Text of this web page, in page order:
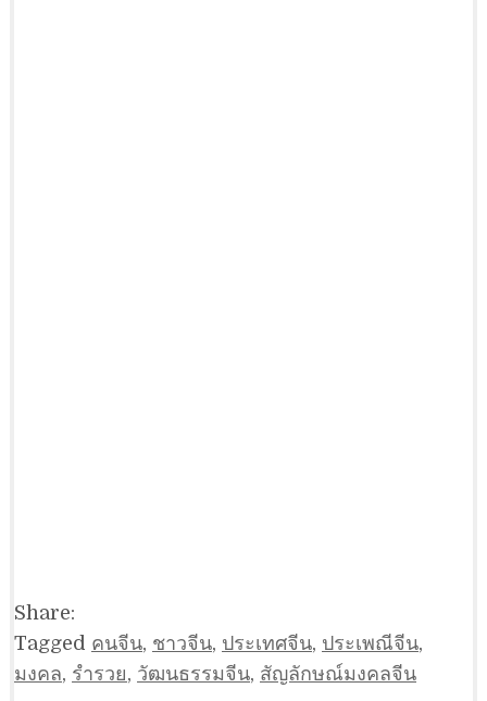
Share:
Tagged คนจีน, ชาวจีน, ประเทศจีน, ประเพณีจีน,
มงคล, รำรวย, วัฒนธรรมจีน, สัญลักษณ์มงคลจีน